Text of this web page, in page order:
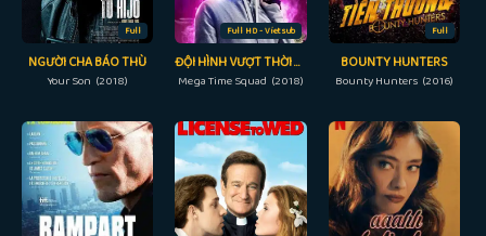
Full
NGƯỜI CHA BÁO THÙ
Your Son (2018)
Full HD - Vietsub
ĐỘI HÌNH VƯỢT THỜI GIAN
Mega Time Squad (2018)
Full
BOUNTY HUNTERS
Bounty Hunters (2016)